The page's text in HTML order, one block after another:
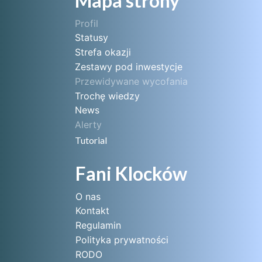
Profil
Statusy
Strefa okazji
Zestawy pod inwestycje
Przewidywane wycofania
Trochę wiedzy
News
Alerty
Tutorial
Fani Klocków
O nas
Kontakt
Regulamin
Polityka prywatności
RODO